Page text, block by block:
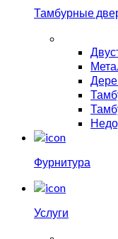
Тамбурные
Фурнитура
Услуги